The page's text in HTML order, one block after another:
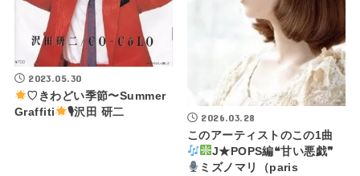
2023.05.30
♡きわどい季節〜Summer
Graffiti
🎙沢田 研二
2026.03.28
このアーティストのこの1曲
J★POPS編❝甘い悪戯❞
ミズノマリ（paris